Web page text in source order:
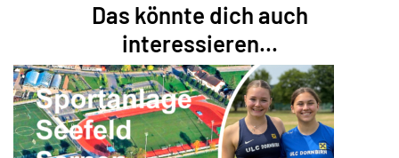
Das könnte dich auch
interessieren...